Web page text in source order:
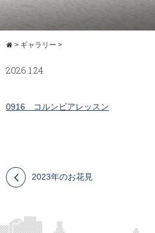
> ギャラリー >
2026.1.24
0916 コルンビアレッスン
2023年のお花見